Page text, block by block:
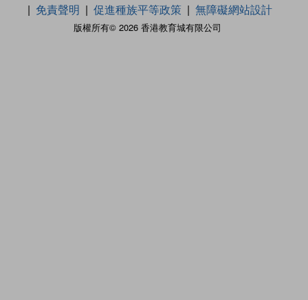
版權所有© 2026 香港教育城有限公司
免責聲明
促進種族平等政策 無障礙網站設計